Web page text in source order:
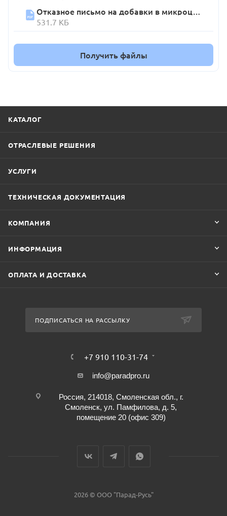
Отказное письмо на добавки в микроцементы
531.7 КБ
Получить файлы
КАТАЛОГ
ОТРАСЛЕВЫЕ РЕШЕНИЯ
УСЛУГИ
ТЕХНИЧЕСКАЯ ДОКУМЕНТАЦИЯ
КОМПАНИЯ
ИНФОРМАЦИЯ
ОПЛАТА И ДОСТАВКА
ПОДПИСАТЬСЯ НА РАССЫЛКУ
+7 910 110-31-74
info@paradpro.ru
Россия, 214018, Смоленская обл., г.
Смоленск, ул. Памфилова, д. 5,
помещение 20 (офис 309)
2026 © ООО "Парад-Русь"